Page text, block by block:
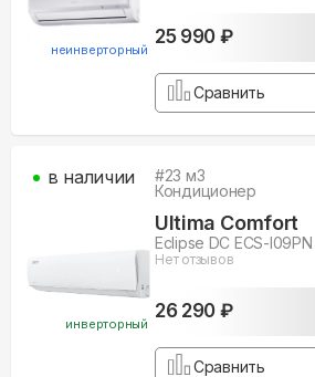
неинверторный
25 990 ₽
Сравнить
инверторный
#23 м3
Кондиционер
Ultima Comfort
Eclipse DC ECS-I09PN
Нет отзывов
26 290 ₽
в наличии
Сравнить